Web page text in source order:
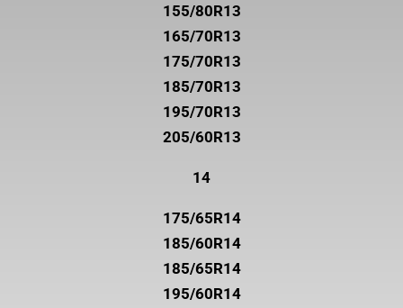
155/80R13
165/70R13
175/70R13
185/70R13
195/70R13
205/60R13
14
175/65R14
185/60R14
185/65R14
195/60R14